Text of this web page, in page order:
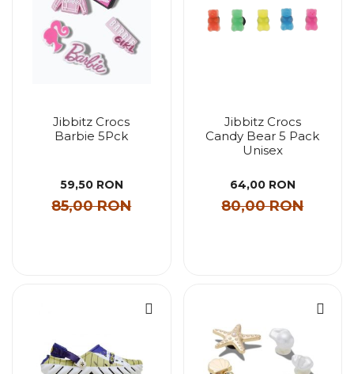
Jibbitz Crocs
Barbie 5Pck
59,50 RON
85,00 RON
Jibbitz Crocs
Candy Bear 5 Pack
Unisex
64,00 RON
80,00 RON